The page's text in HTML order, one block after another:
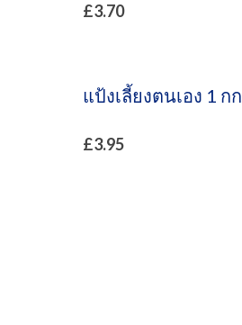
£3.70
แป้งเลี้ยงตนเอง 1 กก
£3.95